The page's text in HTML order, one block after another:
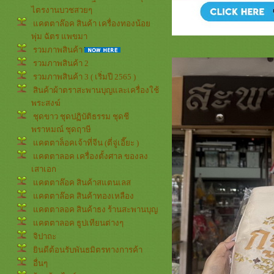
ไตรงานบวชสวยๆ
คตตาล๊อค สินค้า เครื่องทองน้อ
พุ่ม ฉัตร แพขมา
รวมภาพสินค้า
รวมภาพสินค้า 2
รวมภาพสินค้า 3 ( เริ่มปี 2565 )
สินค้าผ้าตราสะพานบุญและเครื่องใช้
พระสงฆ์
ชุดขาว ชุดปฏิบัติธรรม ชุดชี
พราหมณ์ ชุดฤาษี
คตตาล็อคเจ้าที่จีน (ตี่จู่เอี๊ยะ )
คตตาลอค เครื่องตั้งศาล ของลง
เสาเอก
คตตาล๊อค สินค้าสแตนเลส
คตตาล๊อค สินค้าทองเหลือง
คตตาลอค สินค้าธง ร้านสะพานบุญ
คตตาลอค ธูปเทียนต่างๆ
จิปาถะ
ินดีต้อนรับพันธมิตรทางการค้า
อื่นๆ